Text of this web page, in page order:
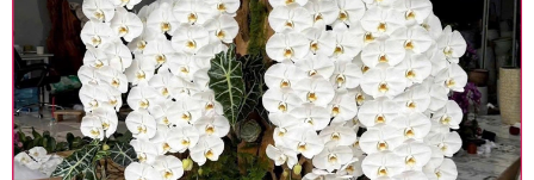
Lưu ý trước khi đặt hàng
• Về cây hoa: Một chậu hoa lan hồ điệp đẹp và
hoàn chỉnh sẽ được phối ghép từ nhiều cây hoa
và tạo dáng hoàn toàn thủ công nên có thể sẽ
khác nhau đôi chút giữa sản phẩm thực tế và